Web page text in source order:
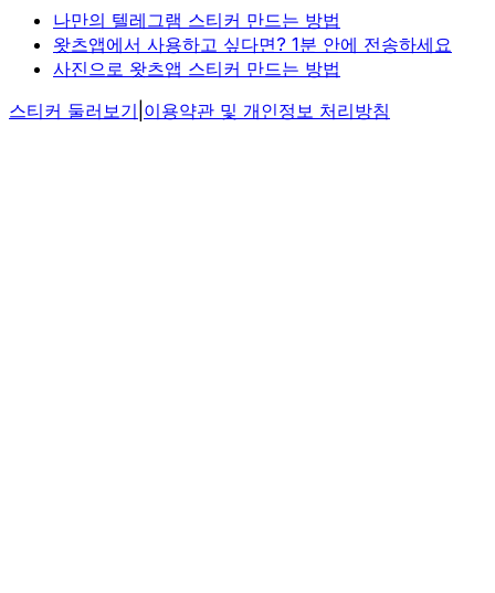
나만의 텔레그램 스티커 만드는 방법
왓츠앱에서 사용하고 싶다면? 1분 안에 전송하세요
사진으로 왓츠앱 스티커 만드는 방법
스티커 둘러보기 이용약관 및 개인정보 처리방침